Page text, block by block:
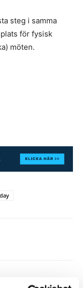
steg i samma
för fysisk
möten.